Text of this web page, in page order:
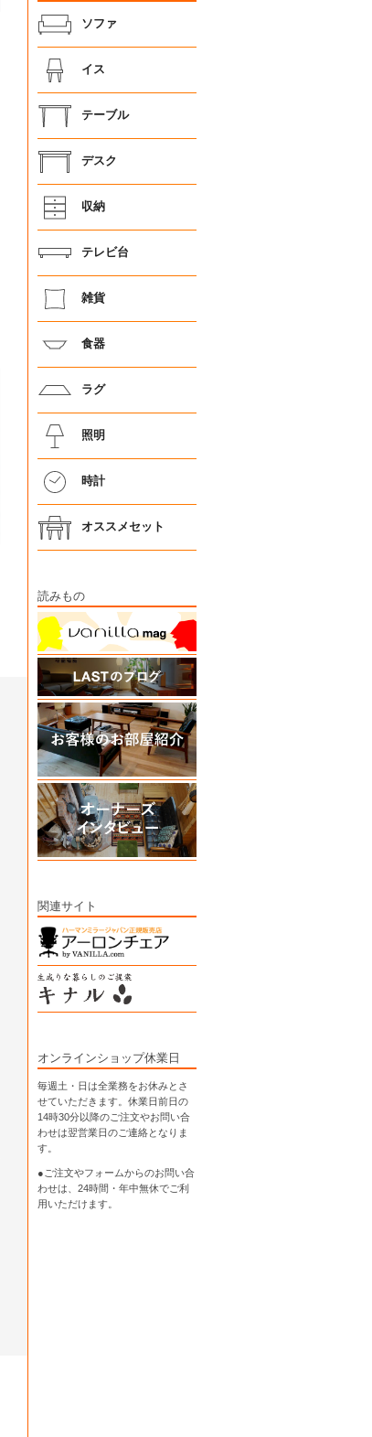
ソファ
イス
テーブル
デスク
収納
テレビ台
雑貨
食器
ラグ
照明
時計
オススメセット
読みもの
関連サイト
オンラインショップ休業日
毎週土・日は全業務をお休みとさ
せていただきます。休業日前日の
14時30分以降のご注文やお問い合
わせは翌営業日のご連絡となりま
す。
●ご注文やフォームからのお問い合
わせは、 24時間・年中無休でご利
用いただけます。